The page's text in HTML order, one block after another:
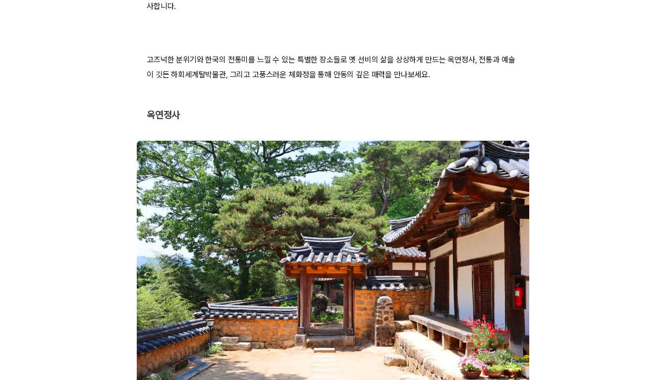
사합니다.
고즈넉한 분위기와 한국의 전통미를 느낄 수 있는 특별한 장소들로 옛 선비의 삶을 상상하게 만드는 옥연정사, 전통과 예술
이 깃든 하회세계탈박물관, 그리고 고풍스러운 체화정을 통해 안동의 깊은 매력을 만나보세요.
옥연정사